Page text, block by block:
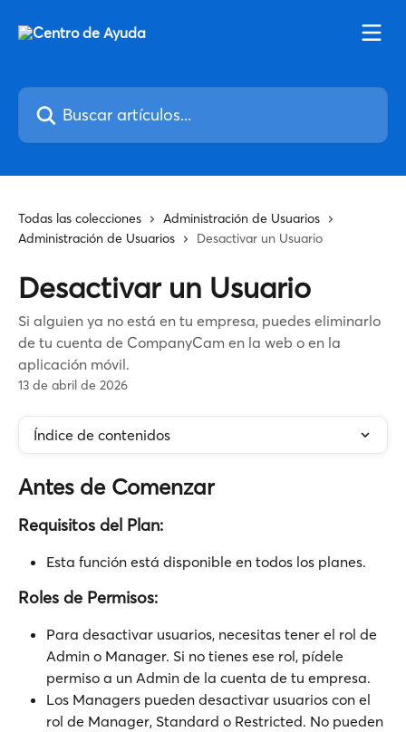
Buscar artículos...
Todas las colecciones
Administración de Usuarios
Administración de Usuarios
Desactivar un Usuario
Desactivar un Usuario
Si alguien ya no está en tu empresa, puedes eliminarlo
de tu cuenta de CompanyCam en la web o en la
aplicación móvil.
13 de abril de 2026
Índice de contenidos
Antes de Comenzar
Requisitos del Plan:
Esta función está disponible en todos los planes.
Roles de Permisos:
Para desactivar usuarios, necesitas tener el rol de
Admin o Manager. Si no tienes ese rol, pídele
permiso a un Admin de la cuenta de tu empresa.
Los Managers pueden desactivar usuarios con el
rol de Manager, Standard o Restricted. No pueden